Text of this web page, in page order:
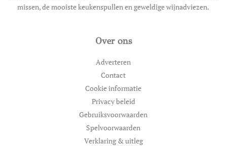
missen, de mooiste keukenspullen en geweldige wijnadviezen.
Over ons
Adverteren
Contact
Cookie informatie
Privacy beleid
Gebruiksvoorwaarden
Spelvoorwaarden
Verklaring & uitleg